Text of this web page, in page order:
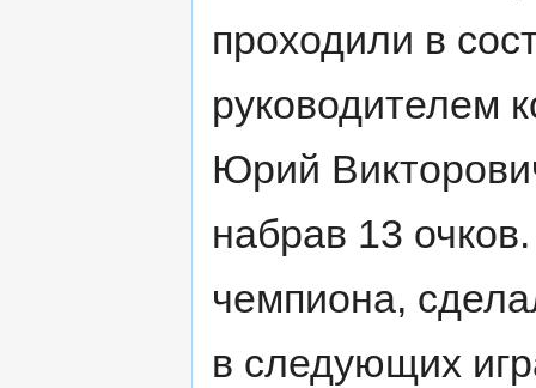
проходили в
руководителем
Юрий
набрав 13
чемпиона,
в следующих